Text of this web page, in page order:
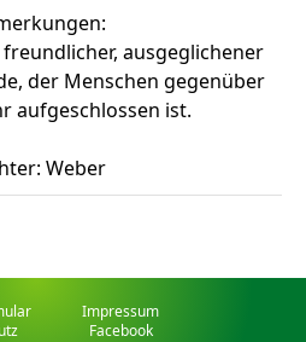
freundlicher, ausgeglichener
der Menschen gegenüber
aufgeschlossen ist.
Weber
Impressum
Facebook